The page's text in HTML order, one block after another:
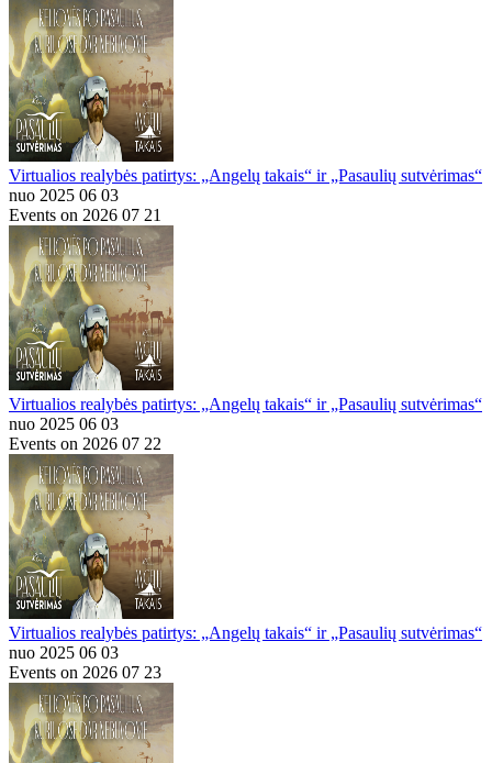
Virtualios realybės patirtys: „Angelų takais“ ir „Pasaulių sutvėrimas“
nuo 2025 06 03
Events on 2026 07 21
Virtualios realybės patirtys: „Angelų takais“ ir „Pasaulių sutvėrimas“
nuo 2025 06 03
Events on 2026 07 22
Virtualios realybės patirtys: „Angelų takais“ ir „Pasaulių sutvėrimas“
nuo 2025 06 03
Events on 2026 07 23